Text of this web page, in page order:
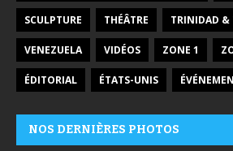
SCULPTURE THÉÂTRE TRINIDAD &
VENEZUELA VIDÉOS ZONE 1
ÉDITORIAL ÉTATS-UNIS
NOS DERNIÈRES PHOTOS